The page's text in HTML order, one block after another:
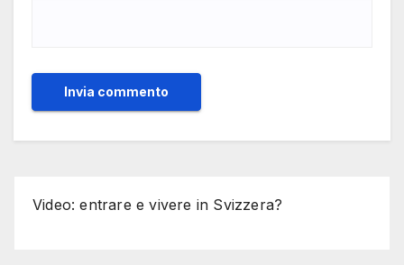
Video: entrare e vivere in Svizzera?